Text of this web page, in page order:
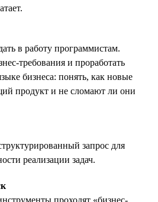
в работу программистам.
требования и проработать
бизнеса: понять, как новые
продукт и не сломают ли они
запрос для
реализации задач.
проходят «бизнес-